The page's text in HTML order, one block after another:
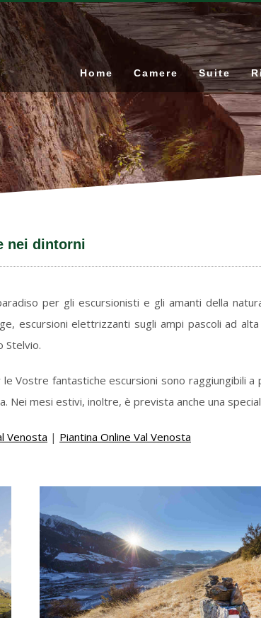
Home Camere Suite
nei dintorni
per gli escursionisti e gli amanti della
escursioni elettrizzanti sugli ampi pascoli ad
Stelvio.
Vostre fantastiche escursioni sono raggiungibili
Nei mesi estivi, inoltre, è prevista anche una
Venosta | Piantina Online Val Venosta